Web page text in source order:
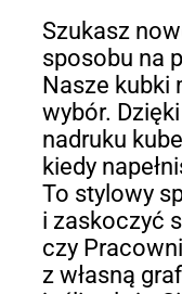
Szukasz
sposobu na
Nasze kubki
wybór.
nadruku
kiedy
To stylowy
i zaskoczyć
czy
z własną